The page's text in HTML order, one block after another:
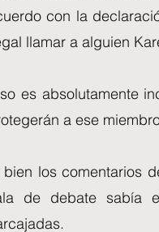
con la
llamar a alguien
es absolutamente
a ese
bien los comentarios
de debate sabía